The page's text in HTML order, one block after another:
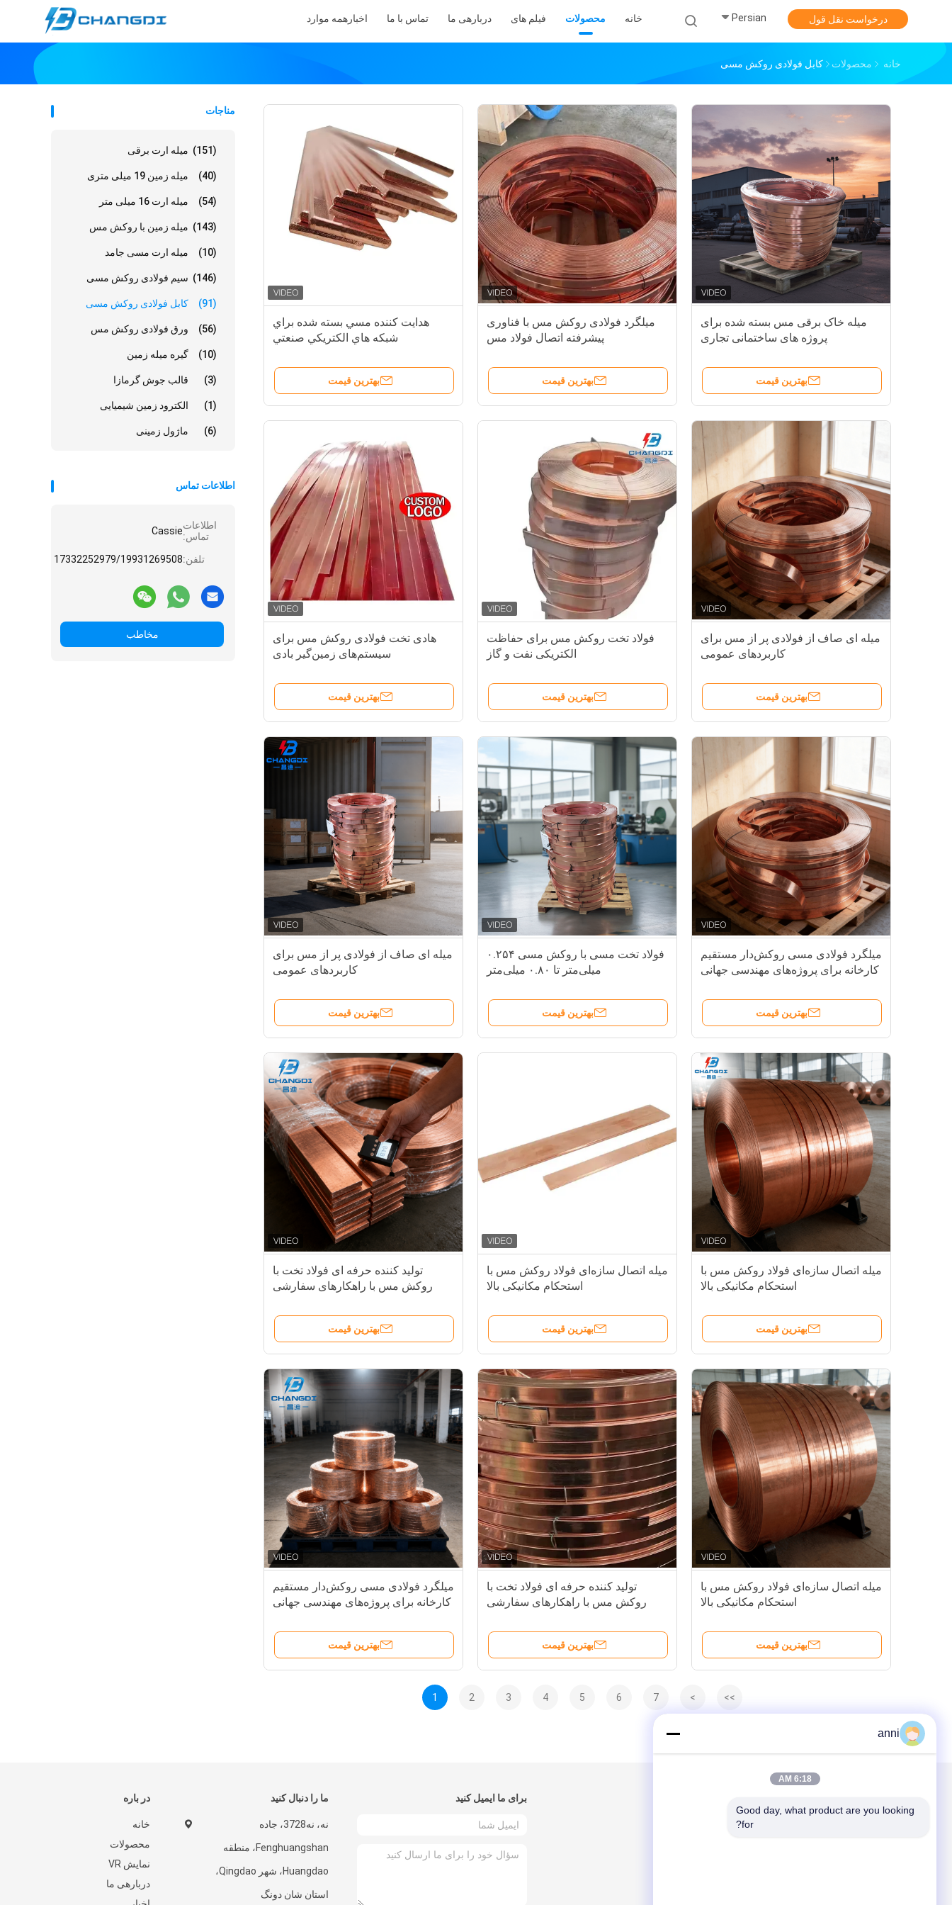
خانه محصولات فیلم های دربارهی ما تماس با ما اخبار همه موارد Persian درخواست نقل قول
خانه محصولات کابل فولادی روکش مسی
مناجات
میله ارت برقی (151)
میله زمین 19 میلی متری (40)
میله ارت 16 میلی متر (54)
میله زمین با روکش مس (143)
میله ارت مسی جامد (10)
سیم فولادی روکش مسی (146)
کابل فولادی روکش مسی (91)
ورق فولادی روکش مس (56)
گیره میله زمین (10)
قالب جوش گرمازا (3)
الکترود زمین شیمیایی (1)
ماژول زمینی (6)
اطلاعات تماس
اطلاعات
تماس:Cassie
تلفن:17332252979/19931269508
مخاطب
هدايت کننده مسي بسته شده براي
شبکه هاي الکتريکي صنعتي
بهترین قیمت
میلگرد فولادی روکش مس با فناوری
پیشرفته اتصال فولاد مس
بهترین قیمت
میله خاک برقی مس بسته شده برای
پروژه های ساختمانی تجاری
بهترین قیمت
هادی تخت فولادی روکش مس برای
سیستم‌های زمین‌گیر بادی
بهترین قیمت
فولاد تخت روکش مس برای حفاظت
الکتریکی نفت و گاز
بهترین قیمت
میله ای صاف از فولادی پر از مس برای
کاربردهای عمومی
بهترین قیمت
میله ای صاف از فولادی پر از مس برای
کاربردهای عمومی
بهترین قیمت
فولاد تخت مسی با روکش مسی ۰.۲۵۴
میلی‌متر تا ۰.۸۰ میلی‌متر
بهترین قیمت
میلگرد فولادی مسی روکش‌دار مستقیم
کارخانه برای پروژه‌های مهندسی جهانی
بهترین قیمت
تولید کننده حرفه ای فولاد تخت با
روکش مس با راهکارهای سفارشی
بهترین قیمت
میله اتصال سازه‌ای فولاد روکش مس با
استحکام مکانیکی بالا
بهترین قیمت
میله اتصال سازه‌ای فولاد روکش مس با
استحکام مکانیکی بالا
بهترین قیمت
میلگرد فولادی مسی روکش‌دار مستقیم
کارخانه برای پروژه‌های مهندسی جهانی
بهترین قیمت
تولید کننده حرفه ای فولاد تخت با
روکش مس با راهکارهای سفارشی
بهترین قیمت
میله اتصال سازه‌ای فولاد روکش مس با
استحکام مکانیکی بالا
بهترین قیمت
1 2 3 4 5 6 7 > >>
در باره
خانه
محصولات
نمایش VR
دربارهی ما
ما را دنبال کنید
نه، نه3728، جاده
Fenghuangshan، منطقه
Huangdao، شهر Qingdao،
استان شان دونگ
برای ما ایمیل کنید
anni
6:18 AM
Good day, what product are you looking
for?